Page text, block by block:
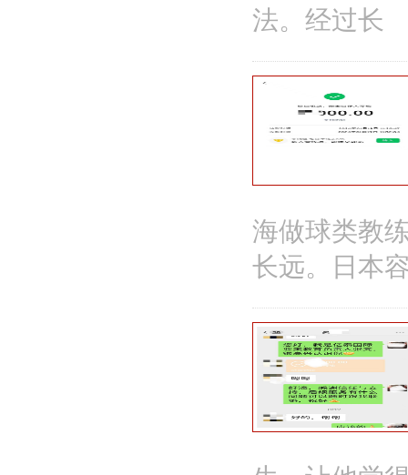
法。经过长
海做球类教
长远。日本